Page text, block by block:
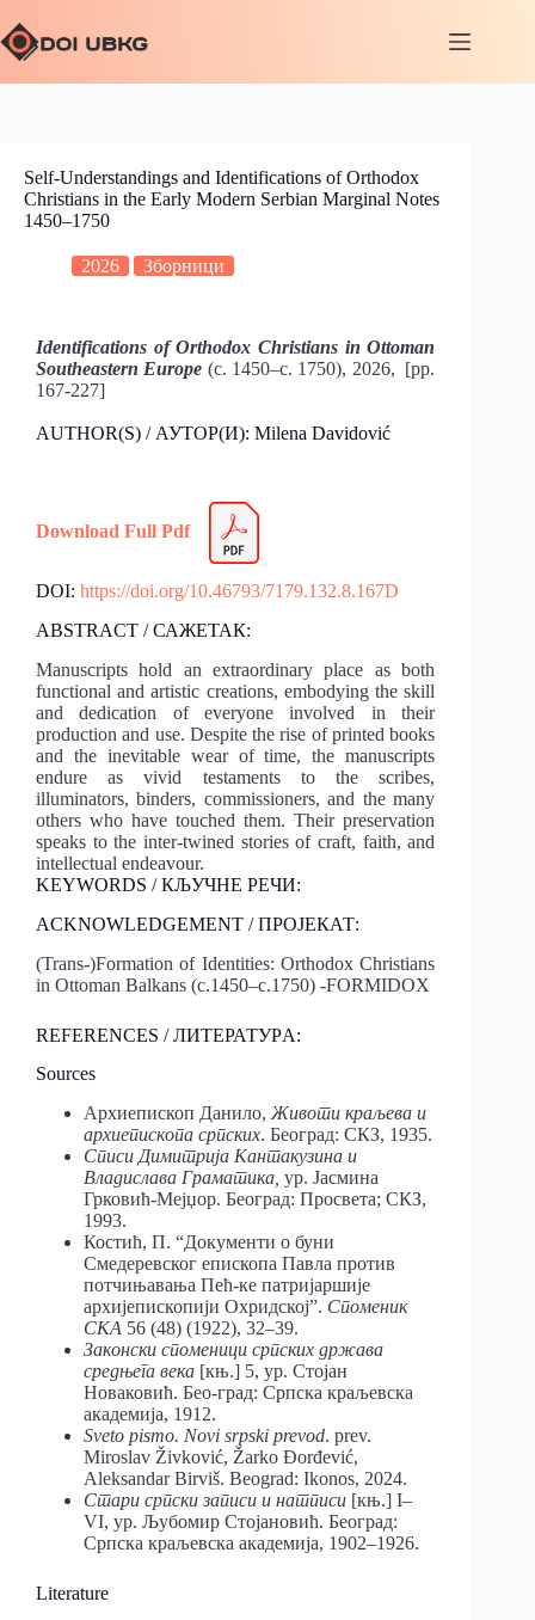
Self-Understandings and Identifications of Orthodox
Christians in the Early Modern Serbian Marginal Notes
1450–1750
2026 Зборници
Identifications of Orthodox Christians in Ottoman
Southeastern Europe (c. 1450–c. 1750), 2026, [pp.
167-227]
AUTHOR(S) / АУТОР(И): Milena Davidović
Download Full Pdf
DOI: https://doi.org/10.46793/7179.132.8.167D
ABSTRACT / САЖЕТАК:
Manuscripts hold an extraordinary place as both
functional and artistic creations, embodying the skill
and dedication of everyone involved in their
production and use. Despite the rise of printed books
and the inevitable wear of time, the manuscripts
endure as vivid testaments to the scribes,
illuminators, binders, commissioners, and the many
others who have touched them. Their preservation
speaks to the inter-twined stories of craft, faith, and
intellectual endeavour.
KEYWORDS / КЉУЧНЕ РЕЧИ:
ACKNOWLEDGEMENT / ПРОЈЕКАТ:
(Trans-)Formation of Identities: Orthodox Christians
in Ottoman Balkans (c.1450–c.1750) -FORMIDOX
REFERENCES / ЛИТЕРАТУРA:
Sources
Архиепископ Данило, Животи краљева и
архиепископа српских. Београд: СКЗ, 1935.
Списи Димитрија Кантакузина и
Владислава Граматика, ур. Јасмина
Грковић-Мејџор. Београд: Просвета; СКЗ,
1993.
Костић, П. “Документи о буни
Смедеревског епископа Павла против
потчињавања Пећ-ке патријаршије
архијепископији Охридској”. Споменик
СКА 56 (48) (1922), 32–39.
Законски споменици српских држава
средњега века [књ.] 5, ур. Стојан
Новаковић. Бео-град: Српска краљевска
академија, 1912.
Sveto pismo. Novi srpski prevod. prev.
Miroslav Živković, Žarko Đorđević,
Aleksandar Birviš. Beograd: Ikonos, 2024.
Стари српски записи и натписи [књ.] I–
VI, ур. Љубомир Стојановић. Београд:
Српска краљевска академија, 1902–1926.
Literature